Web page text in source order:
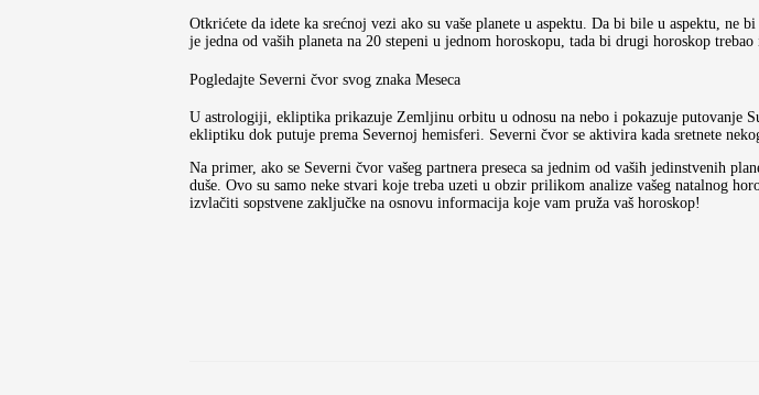
Otkrićete da idete ka srećnoj vezi ako su vaše planete u aspektu. Da bi bile u aspektu,
je jedna od vaših planeta na 20 stepeni u jednom horoskopu, tada bi drugi horoskop
Pogledajte Severni čvor svog znaka Meseca
U astrologiji, ekliptika prikazuje Zemljinu orbitu u odnosu na nebo i pokazuje putovanje
ekliptiku dok putuje prema Severnoj hemisferi. Severni čvor se aktivira kada sretnete
Na primer, ako se Severni čvor vašeg partnera preseca sa jednim od vaših jedinstvenih
duše. Ovo su samo neke stvari koje treba uzeti u obzir prilikom analize vašeg natalnog
izvlačiti sopstvene zaključke na osnovu informacija koje vam pruža vaš horoskop!